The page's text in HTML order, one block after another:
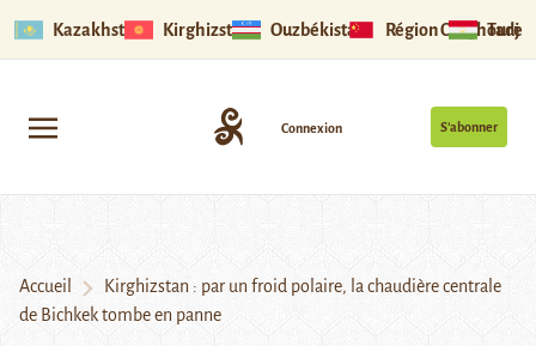
Kazakhstan Kirghizstan Ouzbékistan Région Ouïghoure
S’abonner
Connexion
Accueil
Kirghizstan : par un froid polaire, la chaudière centrale
de Bichkek tombe en panne